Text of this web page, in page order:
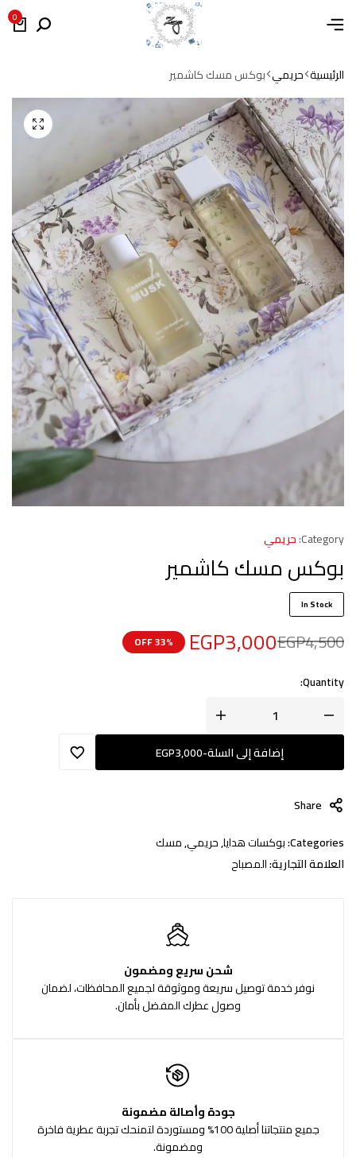
0
الرئيسية حريمي بوكس مسك كاشمير
Category: حريمي
بوكس مسك كاشمير
In Stock
EGP4,500
EGP3,000
33% OFF
Quantity:
إضافة إلى السلة-
EGP3,000
Share
Categories: بوكسات هدايا,حريمي,مسك
العلامة التجارية:المصباح
شحن سريع ومضمون
نوفر خدمة توصيل سريعة وموثوقة لجميع المحافظات، لضمان
وصول عطرك المفضل بأمان.
جودة وأصالة مضمونة
جميع منتجاتنا أصلية 100% ومستوردة لتمنحك تجربة عطرية فاخرة
ومضمونة.